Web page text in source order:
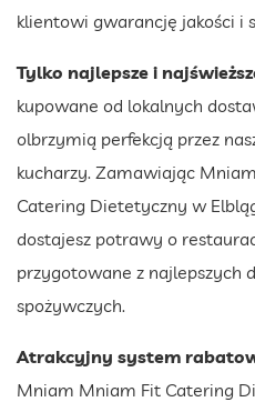
klientowi gwarancję jakości i
Tylko najlepsze i
kupowane od lokalnych
olbrzymią perfekcją przez
kucharzy. Zamawiając
Catering Dietetyczny w
dostajesz potrawy o
przygotowane z najlepszych
spożywczych.
Atrakcyjny system
Mniam Mniam Fit Catering